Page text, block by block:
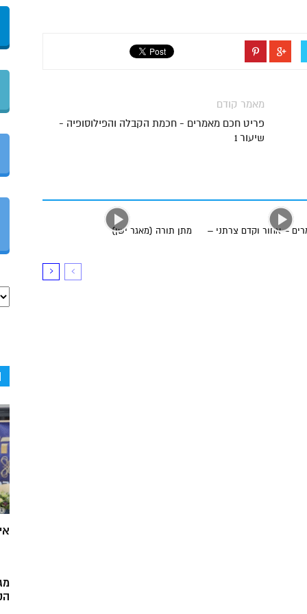
מאמר קודם
פריט חכם מאמרים - חכמת הקבלה והפילוסופיה -
שיעור 1
מתן תורה (מאגר ישן)
– אחור וקדם צרתני –